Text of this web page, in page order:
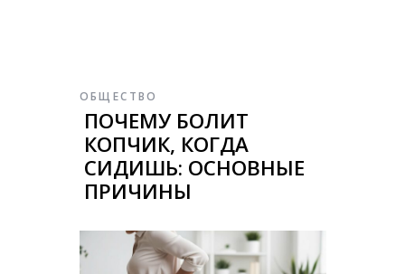
ОБЩЕСТВО
ПОЧЕМУ БОЛИТ
КОПЧИК, КОГДА
СИДИШЬ: ОСНОВНЫЕ
ПРИЧИНЫ